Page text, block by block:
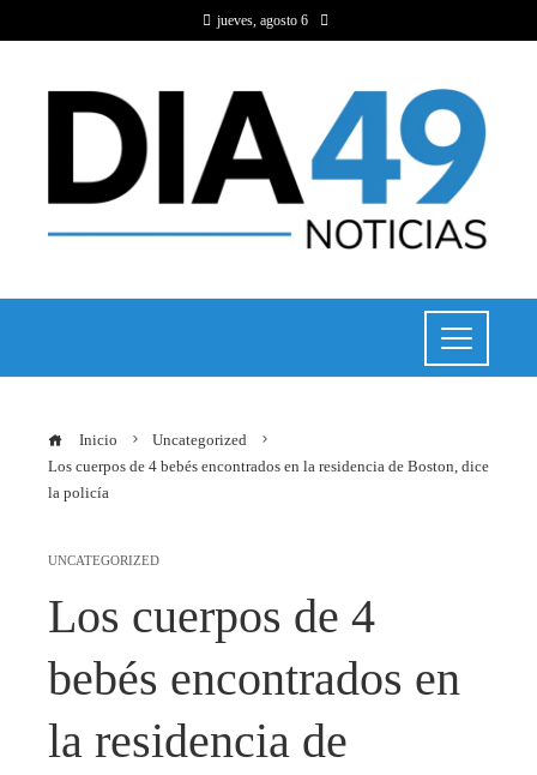
jueves, agosto 6
Inicio
Uncategorized
Los cuerpos de 4 bebés encontrados en la residencia de Boston, dice
la policía
UNCATEGORIZED
Los cuerpos de 4
bebés encontrados en
la residencia de